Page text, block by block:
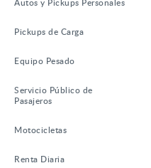
Autos y Pickups Personales
Pickups de Carga
Equipo Pesado
Servicio Público de
Pasajeros
Motocicletas
Renta Diaria